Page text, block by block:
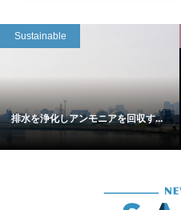
Sustainable
排水を浄化しアンモニアを回収す...